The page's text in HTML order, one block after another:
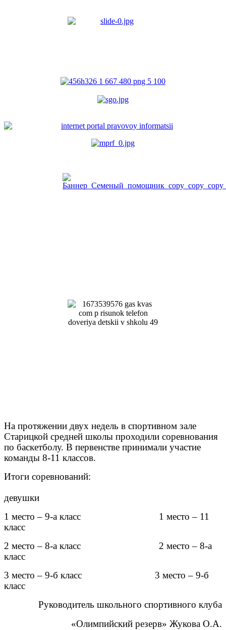
На протяжении двух недель в спортивном зале
Старицкой средней школы проходили соревнования
по баскетболу. В первенстве принимали участие
команды 8-11 классов.
Итоги соревнований:
девушки
1 место – 9-а класс 1 место – 11
класс
2 место – 8-а класс 2 место – 8-а
класс
3 место – 9-б класс 3 место – 9-б
класс
Руководитель школьного спортивного клуба
«Олимпийский резерв» Жукова О.А.